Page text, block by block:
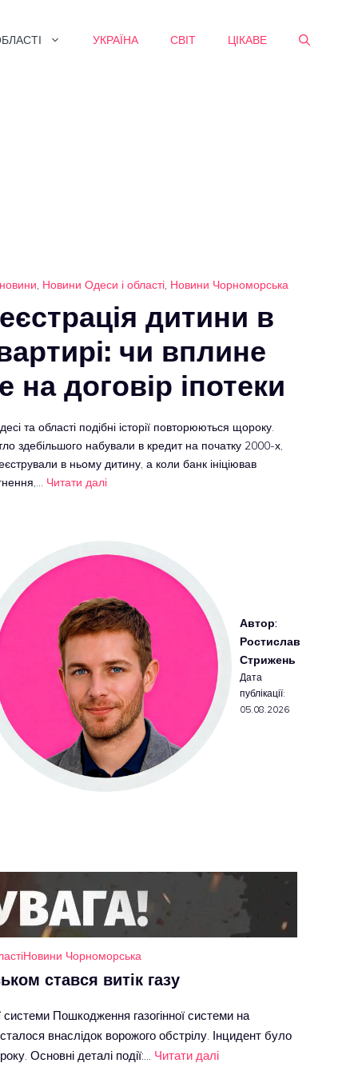
УКРАЇНА СВІТ ЦІКАВЕ
, Новини Одеси і області, Новини Чорноморська
дитини в
чи вплине
на договір іпотеки
та області подібні історії повторюються щороку.
здебільшого набували в кредит на початку 2000-х,
в ньому дитину, а коли банк ініціював
Читати далі
Автор:
Ростислав
Стрижень
Дата
публікації:
05.08.2026
Новини Чорноморська
стався витік газу
системи Пошкодження газогінної системи на
внаслідок ворожого обстрілу. Інцидент було
Основні деталі події:… Читати далі